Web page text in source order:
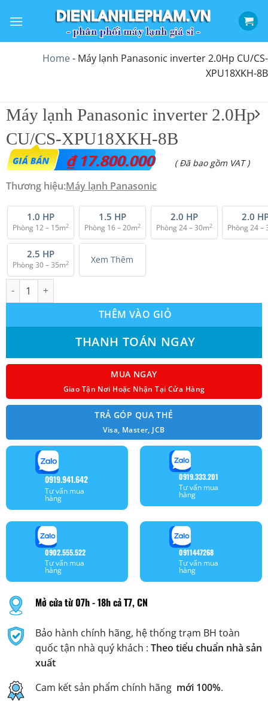
qua
Home- Máy lạnh Panasonic inverter 2.0Hp CU/CS-
XPU18XKH-8B
Máy lạnh Panasonic inverter 2.0Hp
CU/CS-XPU18XKH-8B
₫17.800.000 ( Đã bao gồm VAT )
Thương hiệu:Máy lạnh Panasonic
1.0 HP
Phòng 12 – 15m2
1.5 HP
Phòng 16 – 20m2
2.0 HP
Phòng 24 – 30m2
2.0
Phòng 24 –
2.5 HP
Phòng 30 – 35m2 Xem Thêm
Máy lạnh Panasonic inverter 2.0Hp CU/CS-XPU18XKH-8B số
THÊM VÀO GIỎ
THANH TOÁN NGAY
MUA NGAY
Giao Tận Nơi Hoặc Nhận Tại Cửa Hàng
TRẢ GÓP QUA THẺ
Visa, Master, JCB
0919.941.642
Tư vấn mua
hàng
0919.333.201
Tư vấn mua
hàng
0902.555.522
Tư vấn mua
hàng
0911447268
Tư vấn mua
hàng
Mở cửa từ 07h - 18h cả T7, CN
Bảo hành chính hãng, hệ thống trạm BH toàn
quốc tận nhà quý khách : Theo tiểu chuẩn nhà sản
xuất
Cam kết sản phẩm chính hãng mới 100%.